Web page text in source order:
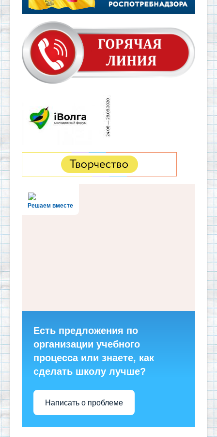
Решаем вместе
Есть предложения по
организации учебного
процесса или знаете, как
сделать школу лучше?
Написать о проблеме